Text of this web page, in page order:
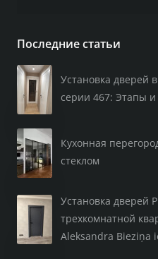
Последние статьи
Установка дверей
серии 467: Этапы и
Кухонная
стеклом
Установка дверей
трехкомнатной
Aleksandra Bieziņa